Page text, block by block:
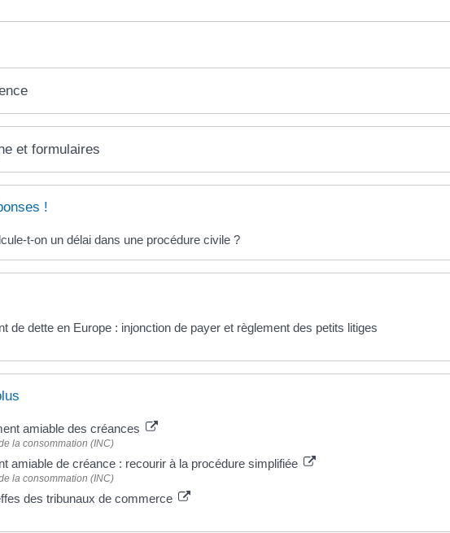
et formulaires
!
t-on un délai dans une procédure civile ?
de dette en Europe : injonction de payer et règlement des petits litiges
amiable des créances
la consommation (INC)
amiable de créance : recourir à la procédure simplifiée
la consommation (INC)
des tribunaux de commerce